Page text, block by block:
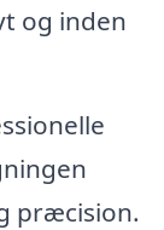
og inden
præcision.